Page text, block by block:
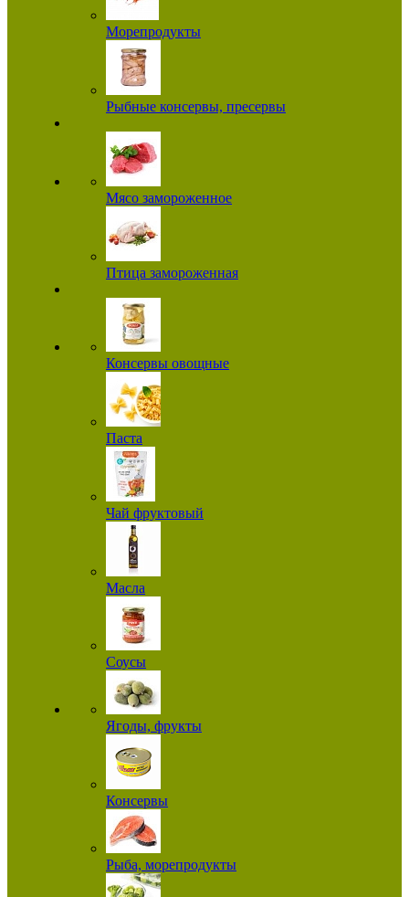
Морепродукты
Рыбные консервы, пресервы
Мясо замороженное
Птица замороженная
Консервы овощные
Паста
Чай фруктовый
Масла
Соусы
Ягоды, фрукты
Консервы
Рыба, морепродукты